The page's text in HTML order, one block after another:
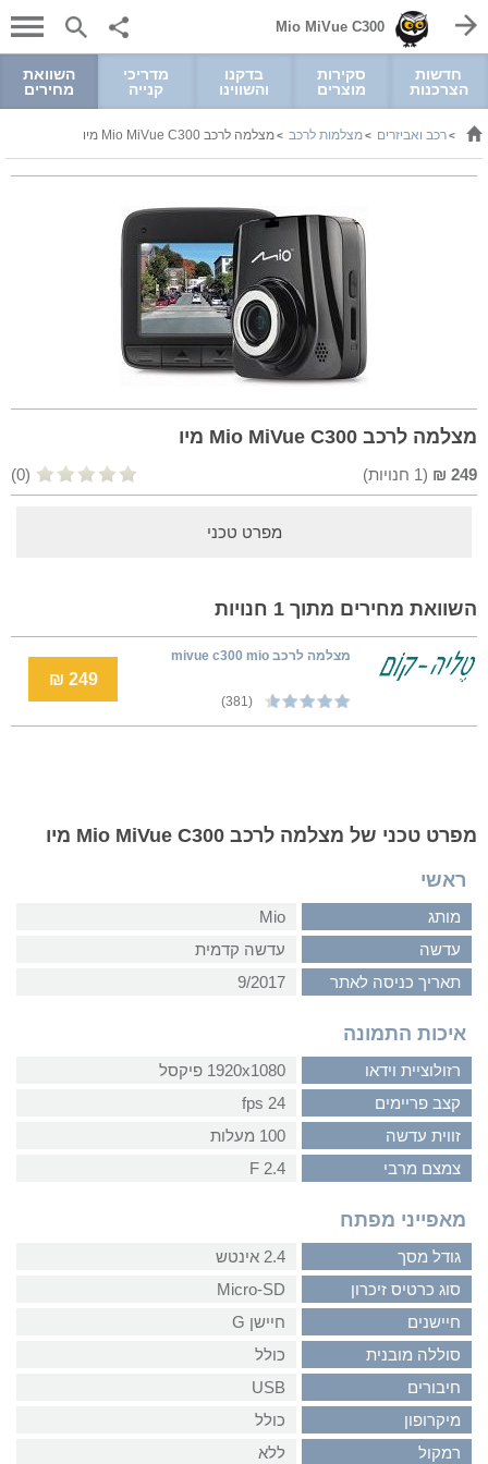
Mio MiVue C300
חדשות
הצרכנות
סקירות
מוצרים
בדקנו
והשווינו
מדריכי
קנייה
השוואת
מחירים
>רכב ואביזרים >מצלמות לרכב >מצלמה לרכב Mio MiVue C300 מיו
מצלמה לרכב Mio MiVue C300 מיו
249
₪
(
1 חנויות) (0)
מפרט טכני
השוואת מחירים מתוך 1 חנויות
מצלמה לרכב mivue c300 mio
(381)
249 ₪
מפרט טכני של מצלמה לרכב Mio MiVue C300 מיו
ראשי
מותג
Mio
עדשה
עדשה קדמית
תאריך כניסה לאתר
9/2017
איכות התמונה
רזולוציית וידאו
1920x1080 פיקסל
קצב פריימים
24 fps
זווית עדשה
100 מעלות
צמצם מרבי
2.4 F
מאפייני מפתח
גודל מסך
2.4 אינטש
סוג כרטיס זיכרון
Micro-SD
חיישנים
חיישן G
סוללה מובנית
כולל
חיבורים
USB
מיקרופון
כולל
רמקול
ללא